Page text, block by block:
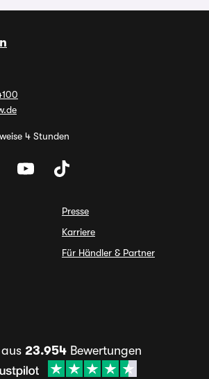
4 Stunden
Presse
Karriere
Für Händler & Partner
aus 23.954 Bewertungen